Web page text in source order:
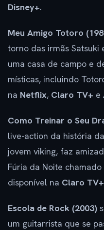
Disney+.
Meu Amigo Totoro
torno das irmãs Satsuki
uma casa de campo e
místicas, incluindo
na Netflix, Claro TV+ e
Como Treinar o Seu
live-action da história
jovem viking, faz
Fúria da Noite
disponível na Claro TV+
Escola de Rock (2003)
um guitarrista que se